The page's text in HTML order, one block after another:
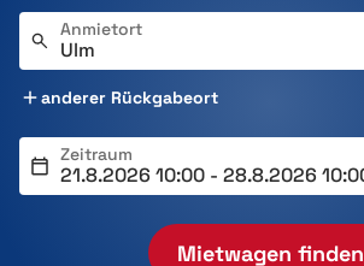
Anmietort
anderer Rückgabeort
Zeitraum
Mietwagen finden